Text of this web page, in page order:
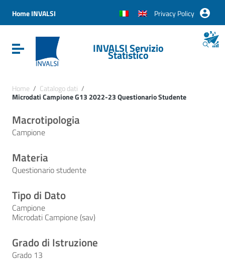
Vai al menu di navigazione
Vai al footer
Home INVALSI Privacy Policy
Attiva / disattiva la navigazioneINVALSI Servizio
Statistico
Home / Catalogo dati /
Microdati Campione G13 2022-23 Questionario Studente
Macrotipologia
Campione
Materia
Questionario studente
Tipo di Dato
Campione
Microdati Campione (sav)
Grado di Istruzione
Grado 13